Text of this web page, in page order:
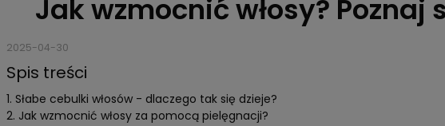
Jak wzmocnić włosy? Poznaj
2025-04-30
Spis treści
Słabe cebulki włosów - dlaczego tak się dzieje?
Jak wzmocnić włosy za pomocą pielęgnacji?